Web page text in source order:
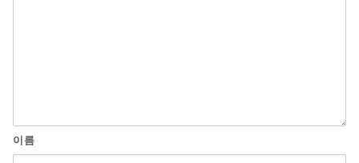
이름